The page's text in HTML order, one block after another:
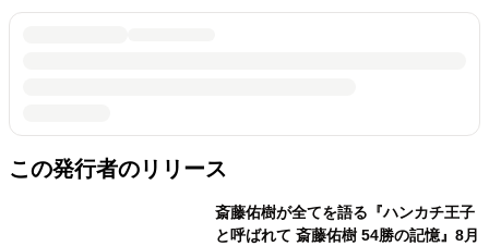
この発行者のリリース
斎藤佑樹が全てを語る『ハンカチ王子
と呼ばれて 斎藤佑樹 54勝の記憶』8月